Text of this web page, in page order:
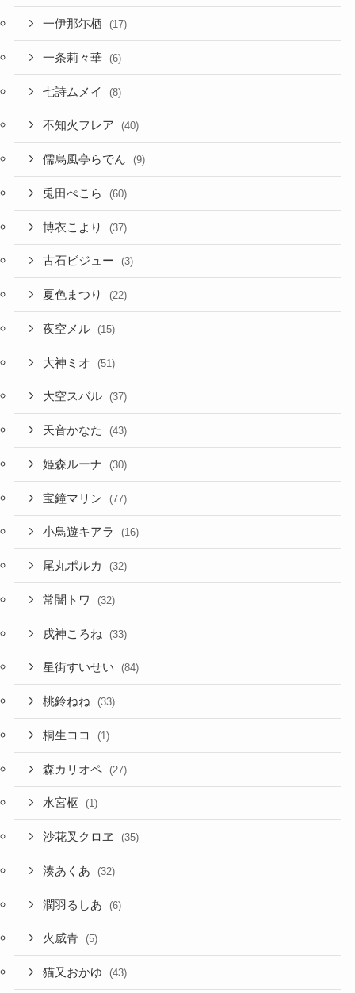
一伊那尓栖 (17)
一条莉々華 (6)
七詩ムメイ (8)
不知火フレア (40)
儒烏風亭らでん (9)
兎田ぺこら (60)
博衣こより (37)
古石ビジュー (3)
夏色まつり (22)
夜空メル (15)
大神ミオ (51)
大空スバル (37)
天音かなた (43)
姫森ルーナ (30)
宝鐘マリン (77)
小鳥遊キアラ (16)
尾丸ポルカ (32)
常闇トワ (32)
戌神ころね (33)
星街すいせい (84)
桃鈴ねね (33)
桐生ココ (1)
森カリオペ (27)
水宮枢 (1)
沙花叉クロヱ (35)
湊あくあ (32)
潤羽るしあ (6)
火威青 (5)
猫又おかゆ (43)